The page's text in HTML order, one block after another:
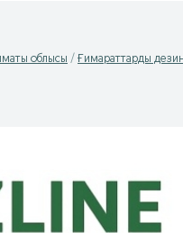
облысы Ғимараттарды